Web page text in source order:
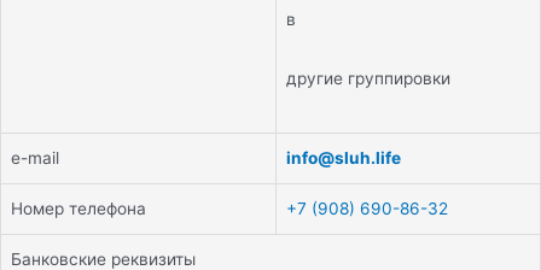
в
другие группировки
e-mail info@sluh.life
Номер телефона +7 (908) 690-86-32
Банковские реквизиты